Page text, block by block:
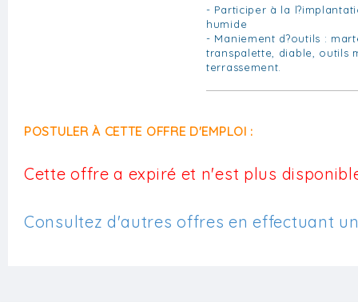
- Participer à la
humide
- Maniement d?outils :
transpalette, diable, outils
terrassement.
POSTULER À CETTE OFFRE D'EMPLOI :
Cette offre a expiré et n'est plus
Consultez d'autres offres en effectuant